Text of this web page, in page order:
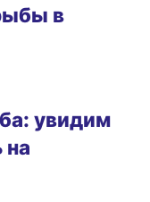
в
увидим